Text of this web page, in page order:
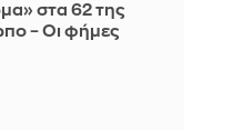
στα 62 της
– Οι φήμες